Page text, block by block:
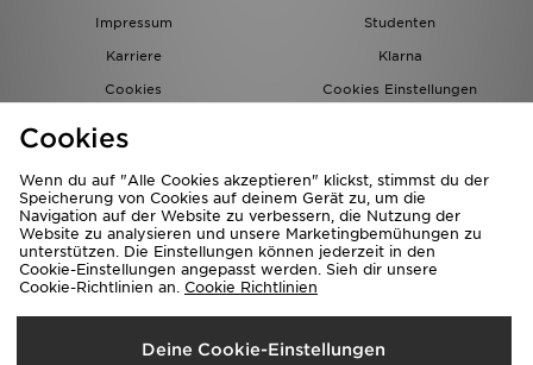
Impressum
Studenten
Karriere
Klarna
Cookies
Cookies Einstellungen
Lieferung Nach
Deutschland
Cookies
Wenn du auf "Alle Cookies akzeptieren" klickst, stimmst du der
Speicherung von Cookies auf deinem Gerät zu, um die
Navigation auf der Website zu verbessern, die Nutzung der
Website zu analysieren und unsere Marketingbemühungen zu
unterstützen. Die Einstellungen können jederzeit in den
Cookie-Einstellungen angepasst werden. Sieh dir unsere
Cookie-Richtlinien an. Cookie Richtlinien
Deine Cookie-Einstellungen